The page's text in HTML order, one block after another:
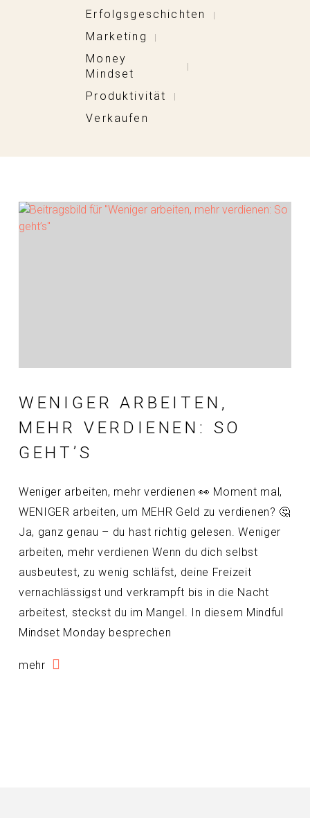
Erfolgsgeschichten |
Marketing |
Money
Mindset
|
Produktivität |
Verkaufen
WENIGER ARBEITEN,
MEHR VERDIENEN: SO
GEHT’S
Weniger arbeiten, mehr verdienen 👀 Moment mal,
WENIGER arbeiten, um MEHR Geld zu verdienen? 🤔
Ja, ganz genau – du hast richtig gelesen. Weniger
arbeiten, mehr verdienen Wenn du dich selbst
ausbeutest, zu wenig schläfst, deine Freizeit
vernachlässigst und verkrampft bis in die Nacht
arbeitest, steckst du im Mangel. In diesem Mindful
Mindset Monday besprechen
mehr